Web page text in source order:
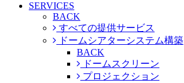
SERVICES
BACK
すべての提供サービス
ドームシアターシステム構築
BACK
ドームスクリーン
プロジェクション